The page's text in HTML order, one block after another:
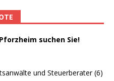
suchen Sie!
und Steuerberater (6)